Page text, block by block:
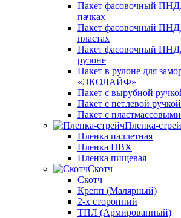
Пакет фасовочный
пачках
Пакет фасовочный
пластах
Пакет фасовочный
рулоне
Пакет в рулоне для
«ЭКОЛАЙФ»
Пакет с вырубной
Пакет с петлевой ручкой
Пакет с
Пленка-
Пленка паллетная
Пленка ПВХ
Пленка пищевая
Скотч
Скотч
Крепп (Малярный)
2-х сторонний
ТПЛ (Армированный)